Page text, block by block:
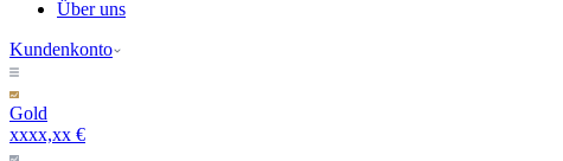
Über uns
Kundenkonto
Gold
xxxx,xx €